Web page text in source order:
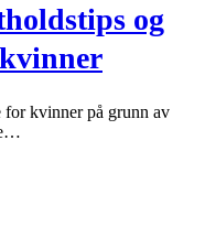
og
kvinner på grunn av